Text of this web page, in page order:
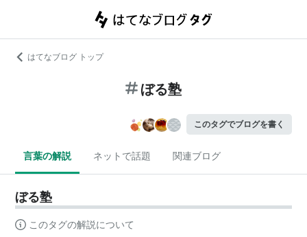
はてなブログ トップ
ぼる塾
このタグでブログを書く
言葉の解説 ネットで話題 関連ブログ
ぼる塾
このタグの解説について